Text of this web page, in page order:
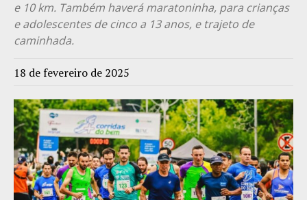
e 10 km. Também haverá maratoninha, para crianças
e adolescentes de cinco a 13 anos, e trajeto de
caminhada.
18 de fevereiro de 2025